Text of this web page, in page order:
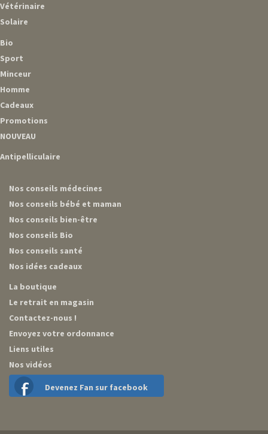
Vétérinaire
Solaire
Bio
Sport
Minceur
Homme
Cadeaux
Promotions
NOUVEAU
Antipelliculaire
Nos conseils médecines
Nos conseils bébé et maman
Nos conseils bien-être
Nos conseils Bio
Nos conseils santé
Nos idées cadeaux
La boutique
Le retrait en magasin
Contactez-nous !
Envoyez votre ordonnance
Liens utiles
Nos vidéos
Devenez Fan sur facebook